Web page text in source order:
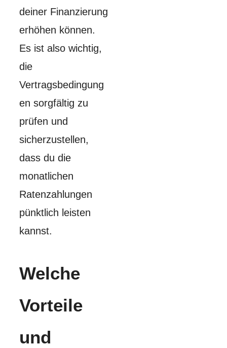
deiner Finanzierung
erhöhen können.
Es ist also wichtig,
die
Vertragsbedingung
en sorgfältig zu
prüfen und
sicherzustellen,
dass du die
monatlichen
Ratenzahlungen
pünktlich leisten
kannst.
Welche
Vorteile
und